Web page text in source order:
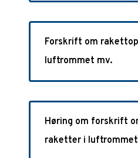
Forskrift om
luftrommet mv.
Høring om forskrift
raketter i luftrommet